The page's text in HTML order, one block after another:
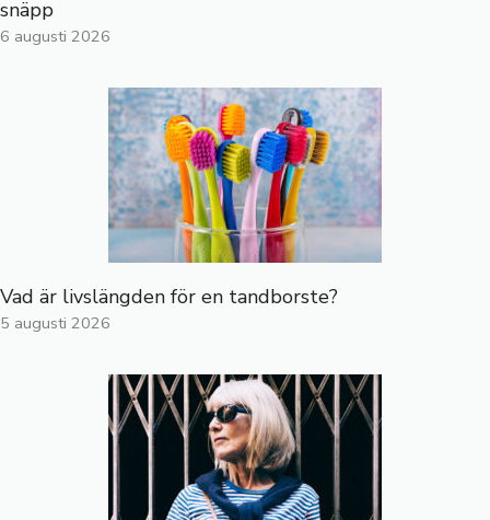
snäpp
6 augusti 2026
Vad är livslängden för en tandborste?
5 augusti 2026